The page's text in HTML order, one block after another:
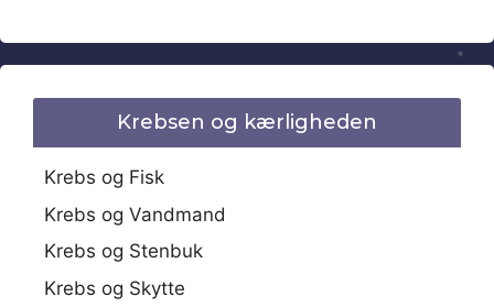
Krebsen og kærligheden
Krebs og Fisk
Krebs og Vandmand
Krebs og Stenbuk
Krebs og Skytte